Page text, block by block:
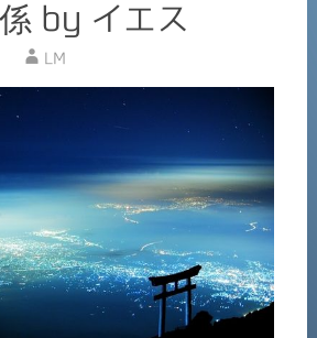
by イエス
LM